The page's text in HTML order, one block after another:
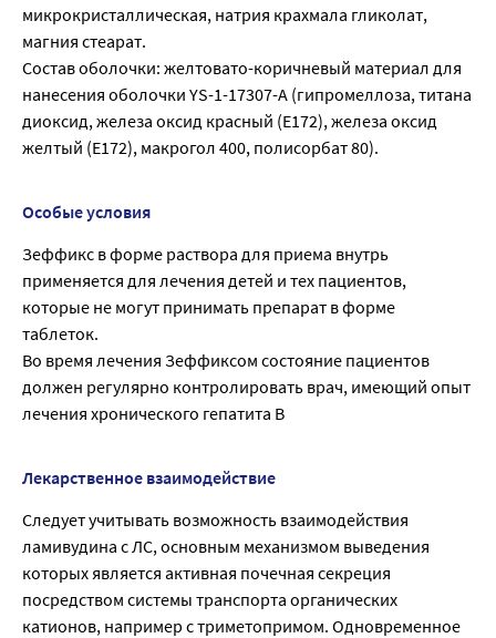
микрокристаллическая, натрия крахмала гликолат,
магния стеарат.
Состав оболочки: желтовато-коричневый материал для
нанесения оболочки YS-1-17307-A (гипромеллоза, титана
диоксид, железа оксид красный (Е172), железа оксид
желтый (Е172), макрогол 400, полисорбат 80).
Особые условия
Зеффикс в форме раствора для приема внутрь
применяется для лечения детей и тех пациентов,
которые не могут принимать препарат в форме
таблеток.
Во время лечения Зеффиксом состояние пациентов
должен регулярно контролировать врач, имеющий опыт
лечения хронического гепатита В
Лекарственное взаимодействие
Следует учитывать возможность взаимодействия
ламивудина с ЛС, основным механизмом выведения
которых является активная почечная секреция
посредством системы транспорта органических
катионов, например с триметопримом. Одновременное